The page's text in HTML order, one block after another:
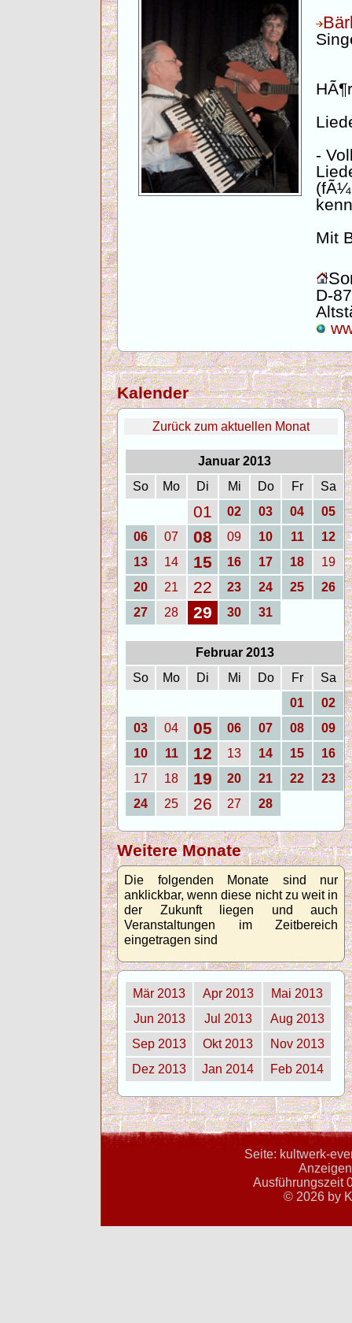
-
Mit
D-
Kalender
Zurück zum aktuellen Monat
Januar 2013
So
Mo Di Mi Do Fr Sa
01 02 03 04
05
06
07 08 09 10 11
12
13
14 15 16 17 18
19
20
21 22 23 24 25
26
27
28 29 30 31
Februar 2013
So
Mo Di Mi Do Fr
Sa
01
02
03
04 05 06 07 08
09
10
11 12 13 14 15
16
17
18 19 20 21 22
23
24
25 26 27 28
Weitere Monate
Die folgenden Monate sind nur
anklickbar, wenn diese nicht zu weit in
der Zukunft liegen und auch
Veranstaltungen im Zeitbereich
eingetragen sind
Mär 2013 Apr 2013
Mai 2013
Jun 2013
Jul 2013
Aug 2013
Sep 2013
Okt 2013
Nov 2013
Dez 2013
Jan 2014 Feb 2014
Seite: kultwerk-
Ausführungszeit
© 2026 by